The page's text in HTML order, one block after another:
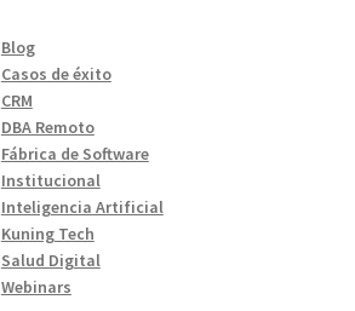
Blog
Casos de éxito
CRM
DBA Remoto
Fábrica de Software
Institucional
Inteligencia Artificial
Kuning Tech
Salud Digital
Webinars